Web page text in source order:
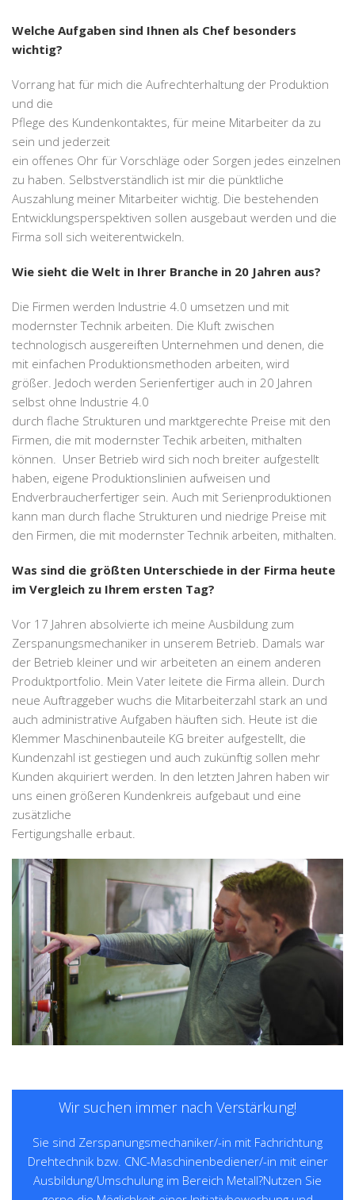
Welche Aufgaben sind Ihnen als Chef besonders
wichtig?
Vorrang hat für mich die Aufrechterhaltung der Produktion
und die
Pflege des Kundenkontaktes, für meine Mitarbeiter da zu
sein und jederzeit
ein offenes Ohr für Vorschläge oder Sorgen jedes einzelnen
zu haben. Selbstverständlich ist mir die pünktliche
Auszahlung meiner Mitarbeiter wichtig. Die bestehenden
Entwicklungsperspektiven sollen ausgebaut werden und die
Firma soll sich weiterentwickeln.
Wie sieht die Welt in Ihrer Branche in 20 Jahren aus?
Die Firmen werden Industrie 4.0 umsetzen und mit
modernster Technik arbeiten. Die Kluft zwischen
technologisch ausgereiften Unternehmen und denen, die
mit einfachen Produktionsmethoden arbeiten, wird
größer. Jedoch werden Serienfertiger auch in 20 Jahren
selbst ohne Industrie 4.0
durch flache Strukturen und marktgerechte Preise mit den
Firmen, die mit modernster Techik arbeiten, mithalten
können. Unser Betrieb wird sich noch breiter aufgestellt
haben, eigene Produktionslinien aufweisen und
Endverbraucherfertiger sein. Auch mit Serienproduktionen
kann man durch flache Strukturen und niedrige Preise mit
den Firmen, die mit modernster Technik arbeiten, mithalten.
Was sind die größten Unterschiede in der Firma heute
im Vergleich zu Ihrem ersten Tag?
Vor 17 Jahren absolvierte ich meine Ausbildung zum
Zerspanungsmechaniker in unserem Betrieb. Damals war
der Betrieb kleiner und wir arbeiteten an einem anderen
Produktportfolio. Mein Vater leitete die Firma allein. Durch
neue Auftraggeber wuchs die Mitarbeiterzahl stark an und
auch administrative Aufgaben häuften sich. Heute ist die
Klemmer Maschinenbauteile KG breiter aufgestellt, die
Kundenzahl ist gestiegen und auch zukünftig sollen mehr
Kunden akquiriert werden. In den letzten Jahren haben wir
uns einen größeren Kundenkreis aufgebaut und eine
zusätzliche
Fertigungshalle erbaut.
Wir suchen immer nach Verstärkung!
Sie sind Zerspanungsmechaniker/-in mit Fachrichtung
Drehtechnik bzw. CNC-Maschinenbediener/-in mit einer
Ausbildung/Umschulung im Bereich Metall?Nutzen Sie